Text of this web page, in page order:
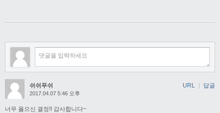
쉬쉬푸쉬
2017.04.07 5:46 오후
너무 옳으신 결정!! 감사합니다~
URL | 답글